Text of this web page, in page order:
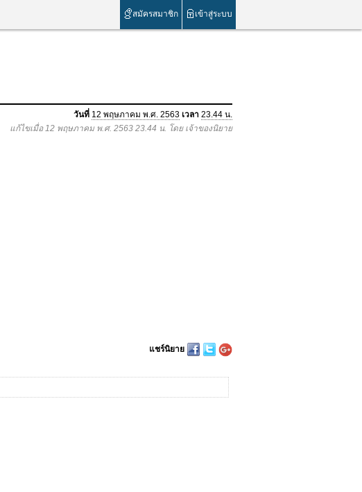
สมัครสมาชิก เข้าสู่ระบบ
วันที่ 12 พฤษภาคม พ.ศ. 2563 เวลา 23.44 น.
แก้ไขเมื่อ 12 พฤษภาคม พ.ศ. 2563 23.44 น. โดย เจ้าของนิยาย
แชร์นิยาย